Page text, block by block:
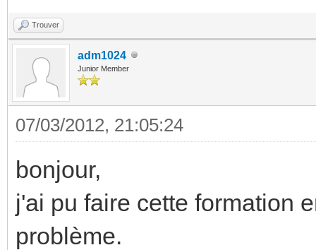
Trouver
adm1024
Junior Member
07/03/2012, 21:05:24
bonjour,
j'ai pu faire cette formation
problème.